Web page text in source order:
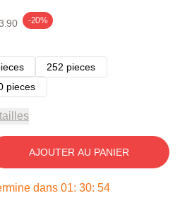
-20%
252 pieces
pieces
AJOUTER AU PANIER
dans 01: 30: 53